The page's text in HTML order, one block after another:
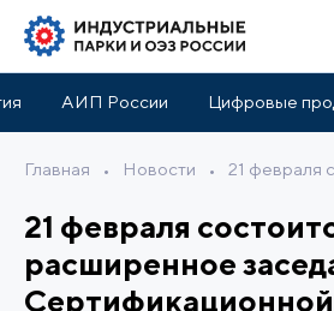
АИП России Цифровые
Главная • Новости •
21 февраля
расширенное